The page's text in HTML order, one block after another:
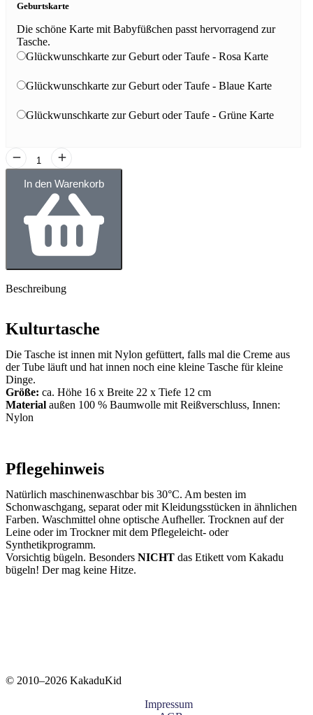
Geburtskarte
Die schöne Karte mit Babyfüßchen passt hervorragend zur
Tasche.
Glückwunschkarte zur Geburt oder Taufe - Rosa Karte
Glückwunschkarte zur Geburt oder Taufe - Blaue Karte
Glückwunschkarte zur Geburt oder Taufe - Grüne Karte
In den Warenkorb
Beschreibung
Kulturtasche
Die Tasche ist innen mit Nylon gefüttert, falls mal die Creme aus
der Tube läuft und hat innen noch eine kleine Tasche für kleine
Dinge.
Größe: ca. Höhe 16 x Breite 22 x Tiefe 12 cm
Material außen 100 % Baumwolle mit Reißverschluss, Innen:
Nylon
Pflegehinweis
Natürlich maschinenwaschbar bis 30°C. Am besten im
Schonwaschgang, separat oder mit Kleidungsstücken in ähnlichen
Farben. Waschmittel ohne optische Aufheller. Trocknen auf der
Leine oder im Trockner mit dem Pflegeleicht- oder
Synthetikprogramm.
Vorsichtig bügeln. Besonders NICHT das Etikett vom Kakadu
bügeln! Der mag keine Hitze.
© 2010–2026 KakaduKid
Impressum